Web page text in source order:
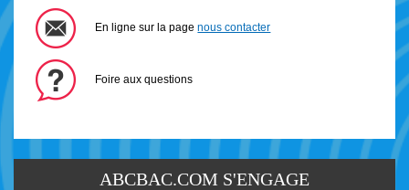
En ligne sur la pagenous contacter
Foire aux questions
ABCBAC.COM S'ENGAGE